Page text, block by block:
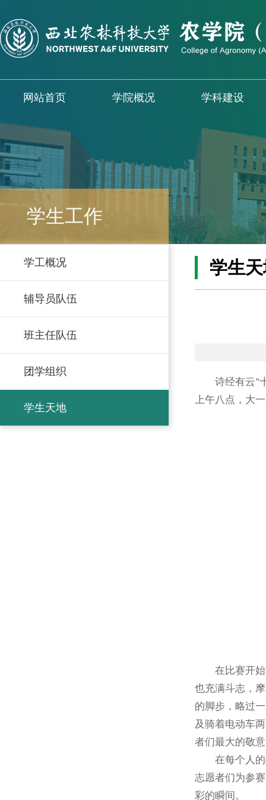
网站首页 学院概况 学科建设
学生工作
学工概况
辅导员队伍
班主任队伍
团学组织
学生天地
学生
诗经有云“
上午八点，大
在比赛开
也充满斗志，
的脚步，略过
及骑着电动车
者们最大的敬意
在每个人
志愿者们为参
彩的瞬间。